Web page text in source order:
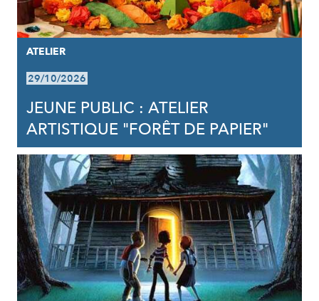
ATELIER
29/10/2026
JEUNE PUBLIC : ATELIER
ARTISTIQUE "FORÊT DE PAPIER"